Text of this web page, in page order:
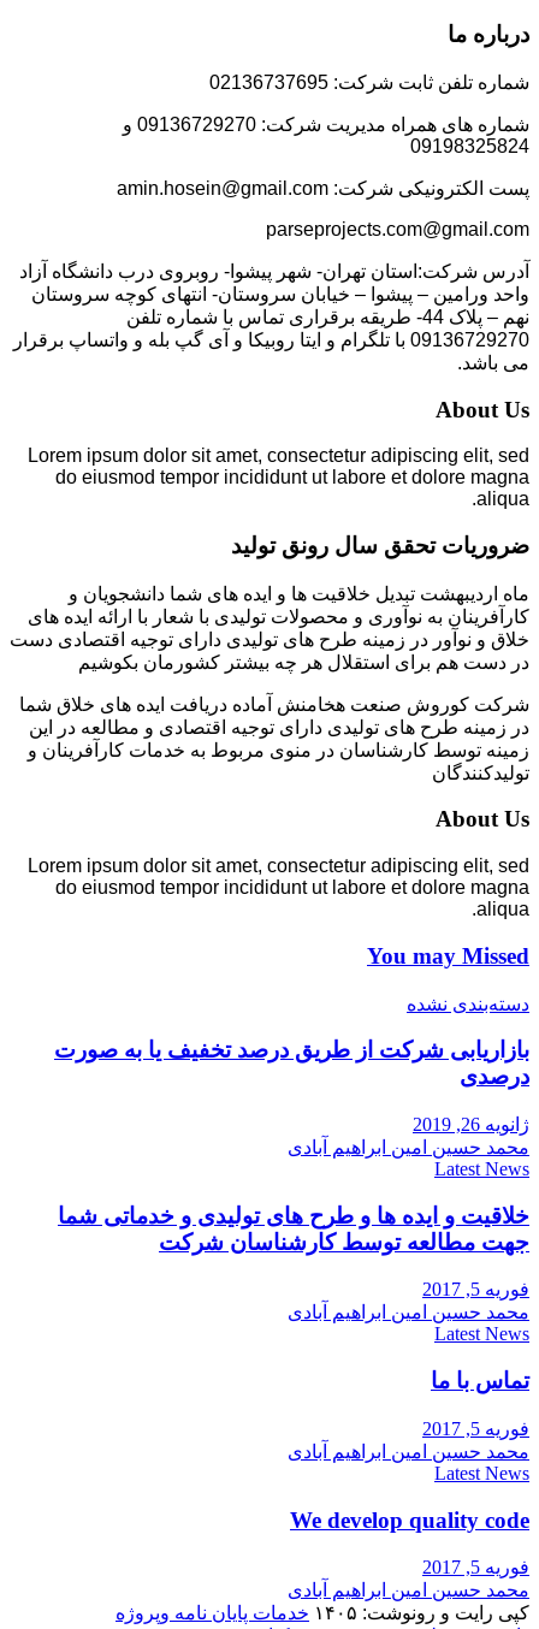
درباره ما
شماره تلفن ثابت شرکت: 02136737695
شماره های همراه مدیریت شرکت: 09136729270 و
09198325824
پست الکترونیکی شرکت: amin.hosein@gmail.com
parseprojects.com@gmail.com
آدرس شرکت:استان تهران- شهر پیشوا- روبروی درب دانشگاه آزاد
واحد ورامین – پیشوا – خیابان سروستان- انتهای کوچه سروستان
نهم – پلاک 44- طریقه برقراری تماس با شماره تلفن
09136729270 با تلگرام و ایتا روبیکا و آی گپ بله و واتساپ برقرار
می باشد.
About Us
Lorem ipsum dolor sit amet, consectetur adipiscing elit, sed
do eiusmod tempor incididunt ut labore et dolore magna
aliqua.
ضروریات تحقق سال رونق تولید
ماه اردیبهشت تبدیل خلاقیت ها و ایده های شما دانشجویان و
کارآفرینان به نوآوری و محصولات تولیدی با شعار با ارائه ایده های
خلاق و نوآور در زمینه طرح های تولیدی دارای توجیه اقتصادی دست
در دست هم برای استقلال هر چه بیشتر کشورمان بکوشیم
شرکت کوروش صنعت هخامنش آماده دریافت ایده های خلاق شما
در زمینه طرح های تولیدی دارای توجیه اقتصادی و مطالعه در این
زمینه توسط کارشناسان در منوی مربوط به خدمات کارآفرینان و
تولیدکنندگان
About Us
Lorem ipsum dolor sit amet, consectetur adipiscing elit, sed
do eiusmod tempor incididunt ut labore et dolore magna
aliqua.
You may Missed
دسته‌بندی نشده
بازاریابی شرکت از طریق درصد تخفیف یا به صورت
درصدی
ژانویه 26, 2019
محمد حسین امین ابراهیم آبادی
Latest News
خلاقیت و ایده ها و طرح های تولیدی و خدماتی شما
جهت مطالعه توسط کارشناسان شرکت
فوریه 5, 2017
محمد حسین امین ابراهیم آبادی
Latest News
تماس با ما
فوریه 5, 2017
محمد حسین امین ابراهیم آبادی
Latest News
We develop quality code
فوریه 5, 2017
محمد حسین امین ابراهیم آبادی
کپی رایت و رونوشت: ۱۴۰۵
خدمات پایان نامه وپروژه